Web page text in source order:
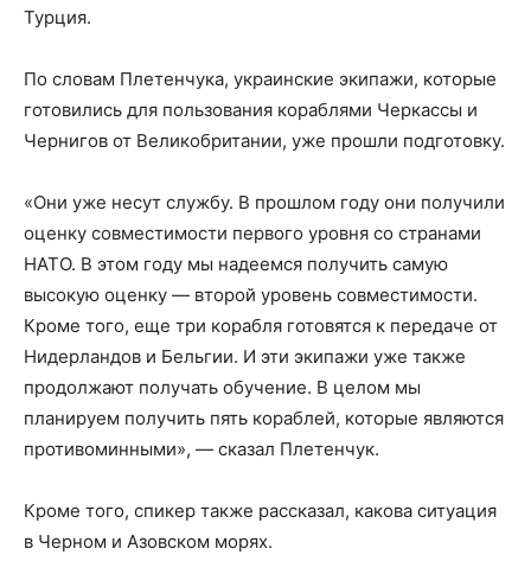
Турция.
По словам Плетенчука, украинские экипажи, которые
готовились для пользования кораблями Черкассы и
Чернигов от Великобритании, уже прошли подготовку.
«Они уже несут службу. В прошлом году они получили
оценку совместимости первого уровня со странами
НАТО. В этом году мы надеемся получить самую
высокую оценку — второй уровень совместимости.
Кроме того, еще три корабля готовятся к передаче от
Нидерландов и Бельгии. И эти экипажи уже также
продолжают получать обучение. В целом мы
планируем получить пять кораблей, которые являются
противоминными», — сказал Плетенчук.
Кроме того, спикер также рассказал, какова ситуация
в Черном и Азовском морях.